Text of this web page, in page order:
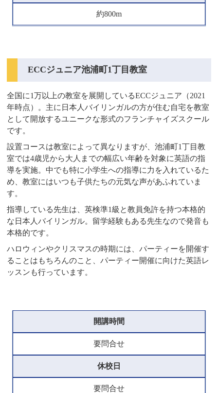
約800m
ECCジュニア池浦町1丁目教室
全国に1万以上の教室を展開しているECCジュニア（2021
年時点）。主に日本人バイリンガルの方が住む自宅を教室
として開放するユニークな形式のフランチャイズスクール
です。
設置コースは教室によって異なりますが、池浦町1丁目教
室では4歳児から大人までの幅広い年齢を対象に英語の指
導を実施。中でも特に小学生への指導に力を入れているた
め、教室にはいつも子供たちの元気な声があふれていま
す。
指導している先生は、英検準1級と教員免許を持つ本格的
な日本人バイリンガル。留学経験もある先生なので発音も
本格的です。
ハロウィンやクリスマスの時期には、パーティーを開催す
ることはもちろんのこと、パーティー開催に向けた英語レ
ッスンも行っています。
開講時間
要問合せ
休校日
要問合せ